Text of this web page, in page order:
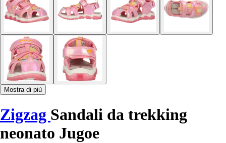
Mostra di più
Zigzag Sandali da trekking
neonato Jugoe